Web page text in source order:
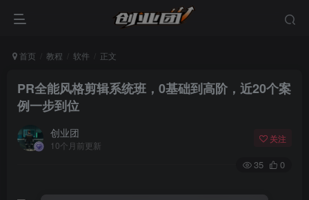
首页 教程 软件 正文
PR全能风格剪辑系统班，0基础到高阶，近20个案
例一步到位
创业团
10个月前更新
关注
35 0